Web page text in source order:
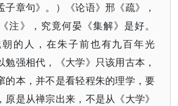
子章句》。）《论语》邢《疏》，
注》，究竟何晏《集解》是好。
朝的人，在朱子前也有九百年光
勉强相代，《大学》只该用古本，
的本，并不是看轻程朱的理学，要
原是从禅宗出来，不是从《大学》